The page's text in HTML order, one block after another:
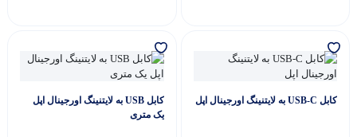
کابل USB-C به لایتنینگ اورجینال اپل
کابل USB به لایتنینگ اورجینال اپل
یک متری